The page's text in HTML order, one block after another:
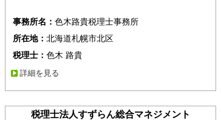
事務所名： 色木路貴税理士事務所
所在地： 北海道札幌市北区
税理士： 色木 路貴
詳細を見る
税理士法人すずらん総合マネジメント